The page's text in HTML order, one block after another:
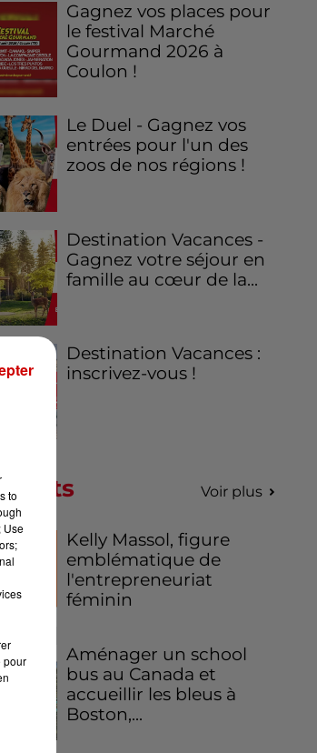
Gagnez vos places pour
le festival Marché
Gourmand 2026 à
Coulon !
Le Duel - Gagnez vos
entrées pour l'un des
zoos de nos régions !
Destination Vacances -
Gagnez votre séjour en
famille au cœur de la...
Destination Vacances :
inscrivez-vous !
Voir plus
Kelly Massol, figure
emblématique de
l'entrepreneuriat
féminin
Aménager un school
bus au Canada et
accueillir les bleus à
Boston,...
to
Use
pour